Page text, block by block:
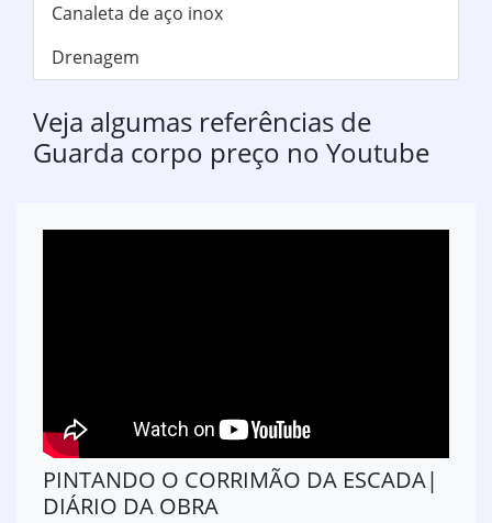
Canaleta de aço inox
Drenagem
Veja algumas referências de
Guarda corpo preço no Youtube
PINTANDO O CORRIMÃO DA ESCADA|
DIÁRIO DA OBRA